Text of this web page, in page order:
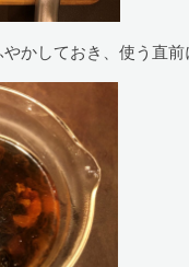
かしておき、使う直前